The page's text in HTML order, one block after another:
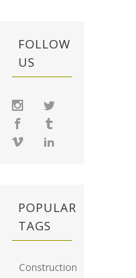
FOLLOW
US
POPULAR
TAGS
Construction